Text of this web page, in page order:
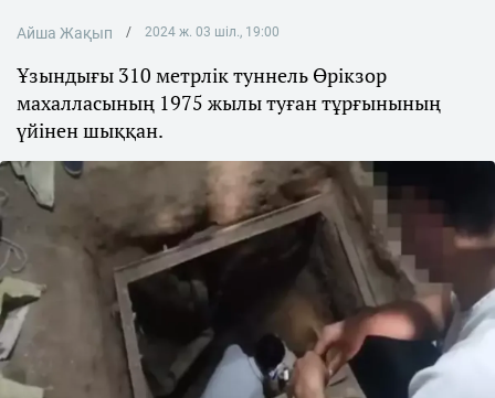
Айша Жақып 2024 ж. 03 шіл., 19:00
Ұзындығы 310 метрлік туннель Өрікзор
махалласының 1975 жылы туған тұрғынының
үйінен шыққан.